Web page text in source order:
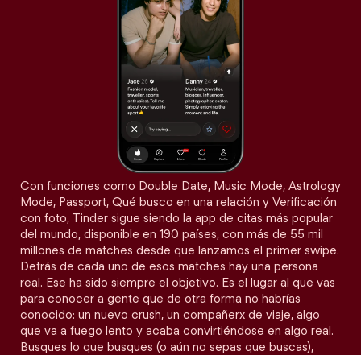
Con funciones como Double Date, Music Mode, Astrology
Mode, Passport, Qué busco en una relación y Verificación
con foto, Tinder sigue siendo la app de citas más popular
del mundo, disponible en 190 países, con más de 55 mil
millones de matches desde que lanzamos el primer swipe.
Detrás de cada uno de esos matches hay una persona
real. Ese ha sido siempre el objetivo. Es el lugar al que vas
para conocer a gente que de otra forma no habrías
conocido: un nuevo crush, un compañerx de viaje, algo
que va a fuego lento y acaba convirtiéndose en algo real.
Busques lo que busques (o aún no sepas que buscas),